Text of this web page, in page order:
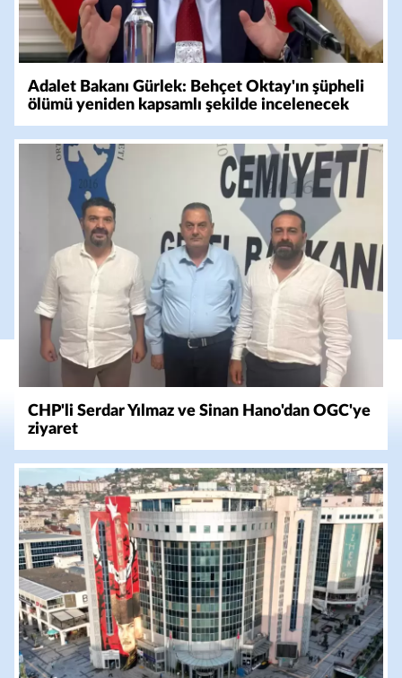
Adalet Bakanı Gürlek: Behçet Oktay'ın şüpheli
ölümü yeniden kapsamlı şekilde incelenecek
CHP'li Serdar Yılmaz ve Sinan Hano'dan OGC'ye
ziyaret